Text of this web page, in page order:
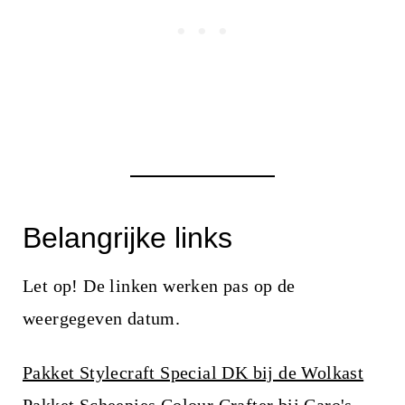
Belangrijke links
Let op! De linken werken pas op de
weergegeven datum.
Pakket Stylecraft Special DK bij de Wolkast